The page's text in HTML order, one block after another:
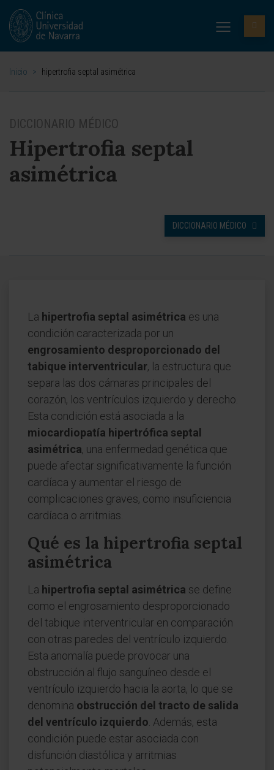
Inicio > hipertrofia septal asimétrica
DICCIONARIO MÉDICO
Hipertrofia septal
asimétrica
DICCIONARIO MÉDICO
La hipertrofia septal asimétrica es una
condición caracterizada por un
engrosamiento desproporcionado del
tabique interventricular, la estructura que
separa las dos cámaras principales del
corazón, los ventrículos izquierdo y derecho.
Esta condición está asociada a la
miocardiopatía hipertrófica septal
asimétrica, una enfermedad genética que
puede afectar significativamente la función
cardíaca y aumentar el riesgo de
complicaciones graves, como insuficiencia
cardíaca o arritmias.
Qué es la hipertrofia septal
asimétrica
La hipertrofia septal asimétrica se define
como el engrosamiento desproporcionado
del tabique interventricular en comparación
con otras paredes del ventrículo izquierdo.
Esta anomalía puede provocar una
obstrucción al flujo sanguíneo desde el
ventrículo izquierdo hacia la aorta, lo que se
denomina obstrucción del tracto de salida
del ventrículo izquierdo . Además, esta
condición puede estar asociada con
disfunción diastólica y arritmias